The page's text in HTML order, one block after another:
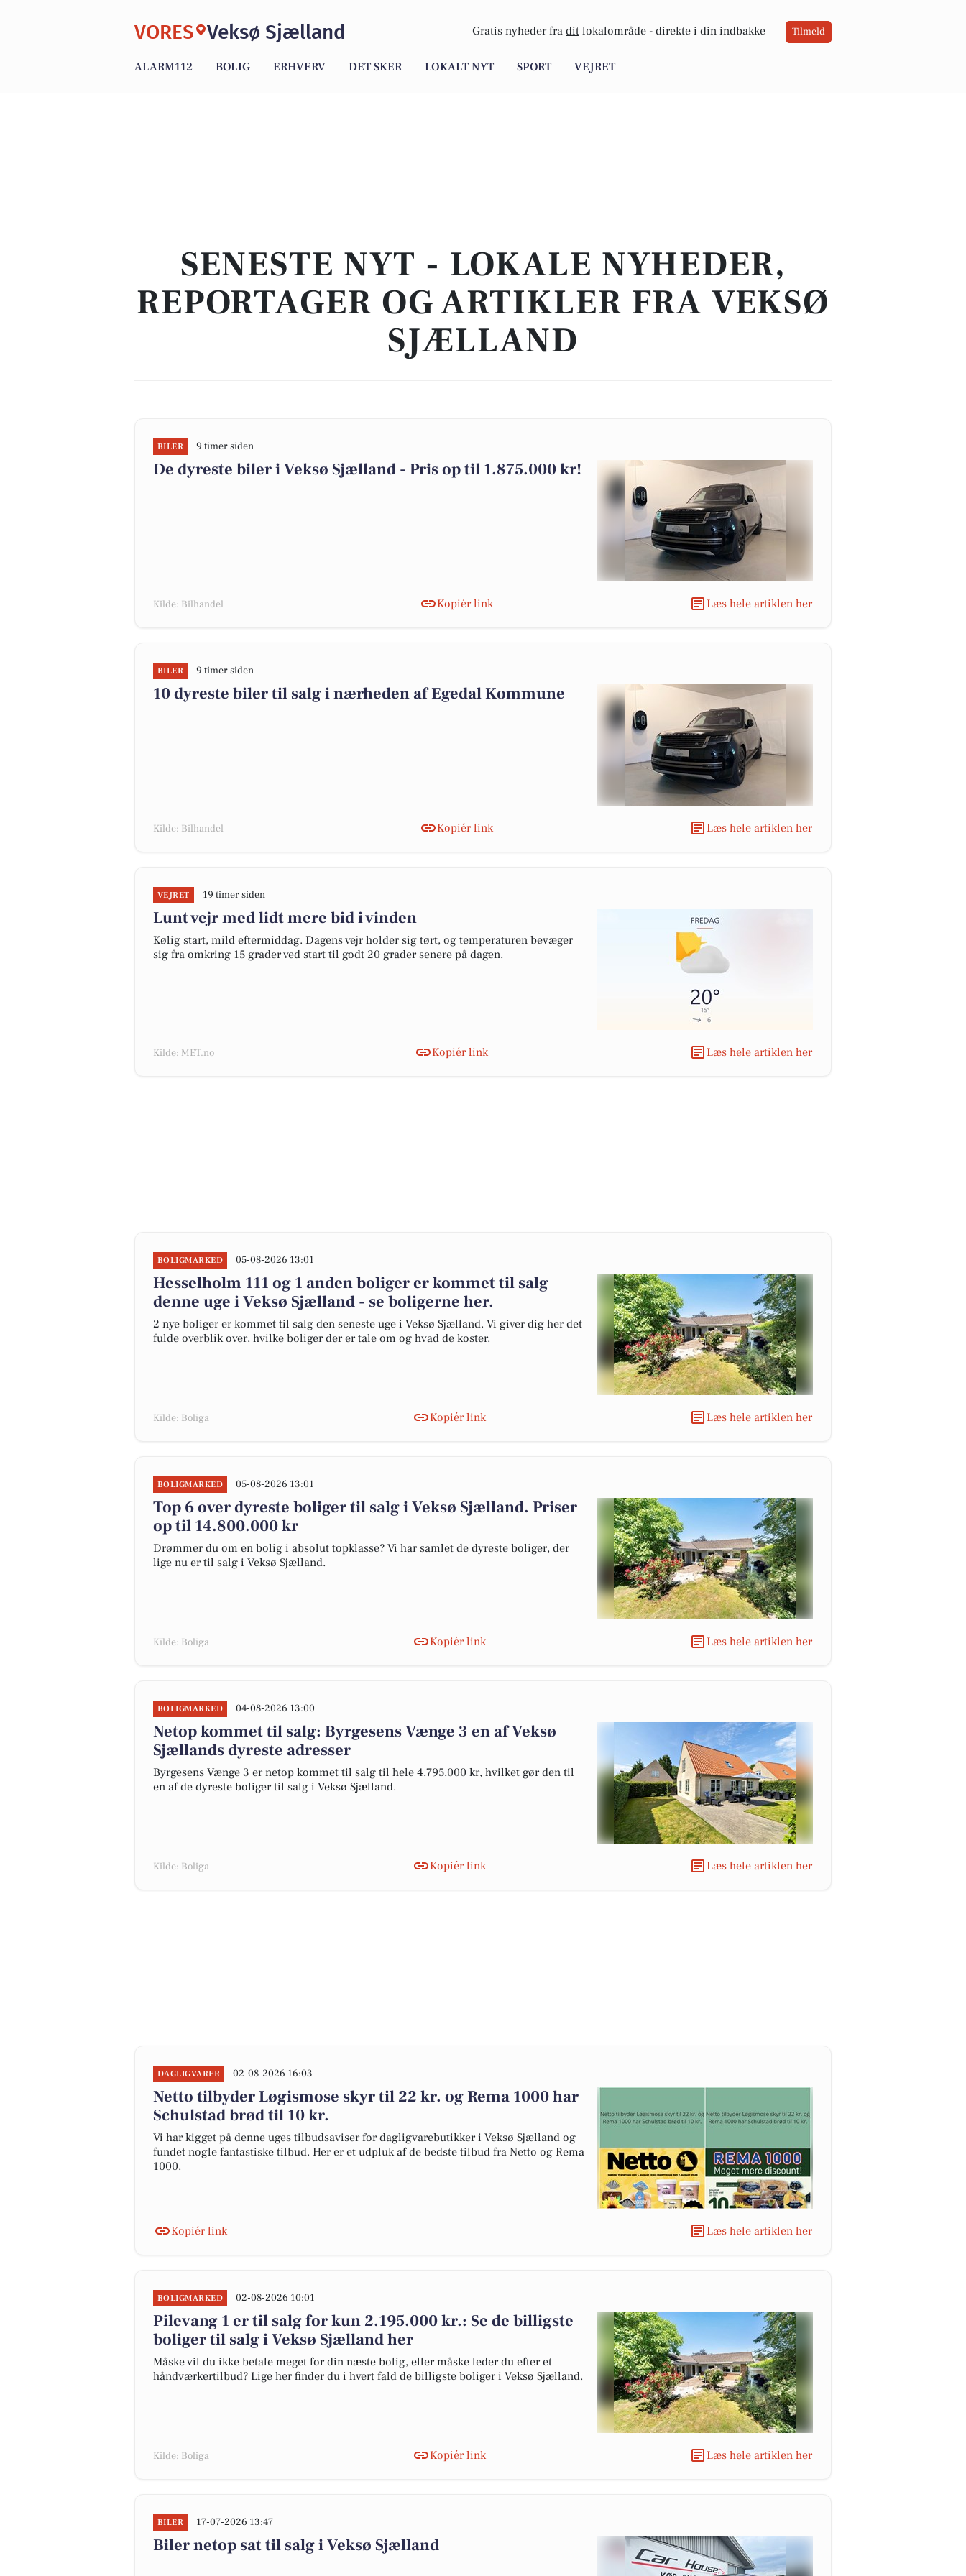
VORES Veksø Sjælland Gratis nyheder fra dit lokalområde - direkte i din indbakke Tilmeld
ALARM112 BOLIG ERHVERV DET SKER LOKALT NYT SPORT VEJRET
SENESTE NYT - LOKALE NYHEDER,
REPORTAGER OG ARTIKLER FRA VEKSØ
SJÆLLAND
BILER 9 timer siden
De dyreste biler i Veksø Sjælland - Pris op til 1.875.000 kr!
Kilde: Bilhandel Kopiér link Læs hele artiklen her
BILER 9 timer siden
10 dyreste biler til salg i nærheden af Egedal Kommune
Kilde: Bilhandel Kopiér link Læs hele artiklen her
VEJRET 19 timer siden
Lunt vejr med lidt mere bid i vinden
Kølig start, mild eftermiddag. Dagens vejr holder sig tørt, og temperaturen bevæger
sig fra omkring 15 grader ved start til godt 20 grader senere på dagen.
Kilde: MET.no Kopiér link Læs hele artiklen her
BOLIGMARKED 05-08-2026 13:01
Hesselholm 111 og 1 anden boliger er kommet til salg
denne uge i Veksø Sjælland - se boligerne her.
2 nye boliger er kommet til salg den seneste uge i Veksø Sjælland. Vi giver dig her det
fulde overblik over, hvilke boliger der er tale om og hvad de koster.
Kilde: Boliga Kopiér link Læs hele artiklen her
BOLIGMARKED 05-08-2026 13:01
Top 6 over dyreste boliger til salg i Veksø Sjælland. Priser
op til 14.800.000 kr
Drømmer du om en bolig i absolut topklasse? Vi har samlet de dyreste boliger, der
lige nu er til salg i Veksø Sjælland.
Kilde: Boliga Kopiér link Læs hele artiklen her
BOLIGMARKED 04-08-2026 13:00
Netop kommet til salg: Byrgesens Vænge 3 en af Veksø
Sjællands dyreste adresser
Byrgesens Vænge 3 er netop kommet til salg til hele 4.795.000 kr, hvilket gør den til
en af de dyreste boliger til salg i Veksø Sjælland.
Kilde: Boliga Kopiér link Læs hele artiklen her
DAGLIGVARER 02-08-2026 16:03
Netto tilbyder Løgismose skyr til 22 kr. og Rema 1000 har
Schulstad brød til 10 kr.
Vi har kigget på denne uges tilbudsaviser for dagligvarebutikker i Veksø Sjælland og
fundet nogle fantastiske tilbud. Her er et udpluk af de bedste tilbud fra Netto og Rema
1000.
Kopiér link Læs hele artiklen her
BOLIGMARKED 02-08-2026 10:01
Pilevang 1 er til salg for kun 2.195.000 kr.: Se de billigste
boliger til salg i Veksø Sjælland her
Måske vil du ikke betale meget for din næste bolig, eller måske leder du efter et
håndværkertilbud? Lige her finder du i hvert fald de billigste boliger i Veksø Sjælland.
Kilde: Boliga Kopiér link Læs hele artiklen her
BILER 17-07-2026 13:47
Biler netop sat til salg i Veksø Sjælland